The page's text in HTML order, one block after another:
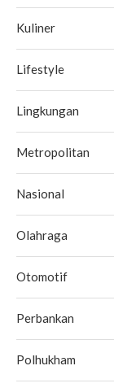
Kuliner
Lifestyle
Lingkungan
Metropolitan
Nasional
Olahraga
Otomotif
Perbankan
Polhukham